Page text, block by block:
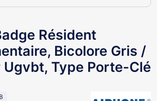
Résident
Bicolore Gris /
Ugvbt, Type Porte-Clé